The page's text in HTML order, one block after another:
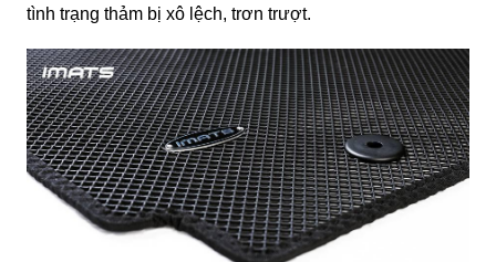
tình trạng thảm bị xô lệch, trơn trượt.